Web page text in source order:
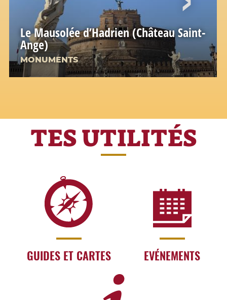
Le Mausolée d’Hadrien (Château Saint-
Ange)
MONUMENTS
TES UTILITÉS
GUIDES ET CARTES EVÉNEMENTS